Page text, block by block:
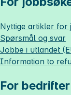
Nyttige artikler for
Spørsmål og svar
Jobbe i utlandet
Information to
For bedrifter